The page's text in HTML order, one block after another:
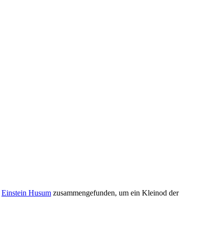
Einstein Husum zusammengefunden, um ein Kleinod der